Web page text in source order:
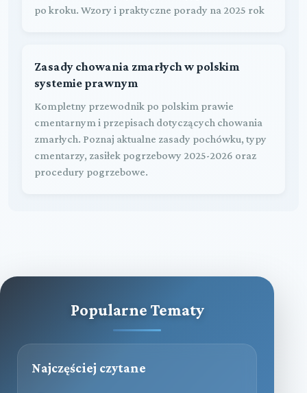
po kroku. Wzory i praktyczne porady na 2025 rok
Zasady chowania zmarłych w polskim
systemie prawnym
Kompletny przewodnik po polskim prawie
cmentarnym i przepisach dotyczących chowania
zmarłych. Poznaj aktualne zasady pochówku, typy
cmentarzy, zasiłek pogrzebowy 2025-2026 oraz
procedury pogrzebowe.
Popularne Tematy
Najczęściej czytane